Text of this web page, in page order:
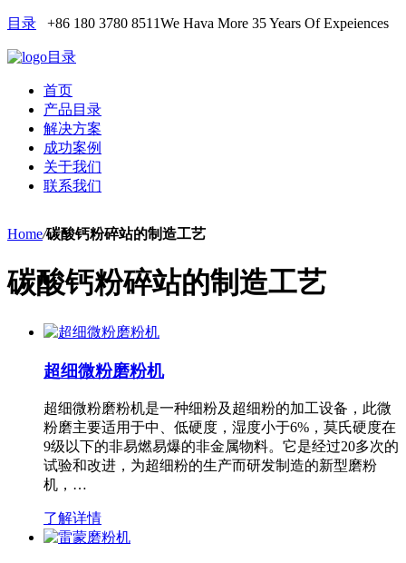
目录 +86 180 3780 8511We Hava More 35 Years Of Expeiences
目录
首页
产品目录
解决方案
成功案例
关于我们
联系我们
Home/碳酸钙粉碎站的制造工艺
碳酸钙粉碎站的制造工艺
超细微粉磨粉机
超细微粉磨粉机是一种细粉及超细粉的加工设备，此微
粉磨主要适用于中、低硬度，湿度小于6%，莫氏硬度在
9级以下的非易燃易爆的非金属物料。它是经过20多次的
试验和改进，为超细粉的生产而研发制造的新型磨粉
机，…
了解详情